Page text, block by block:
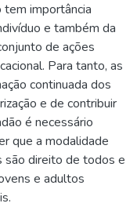
importância
e também da
de ações
Para tanto, as
continuada dos
e de contribuir
é necessário
que a modalidade
são direito de todos e
e adultos